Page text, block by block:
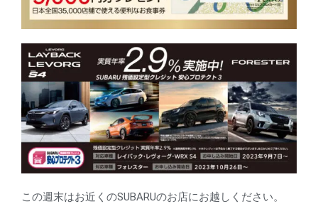
この週末はお近くのSUBARUのお店にお越しください。